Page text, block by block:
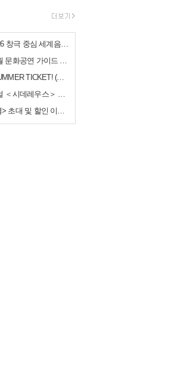
[국립극장] <2026 창극 중심 세계음악극축제> 30% 특가할인!!
[클립서비스] 8월 문화공연 가이드 (최대 40% 할인)
[클립서비스] SUMMER TICKET! (최대 75% 할인!!)
(n만원愛) 뮤지컬 ＜시데레우스＞ 특별할인!!
연극 <서울의 별> 초대 및 할인 이벤트